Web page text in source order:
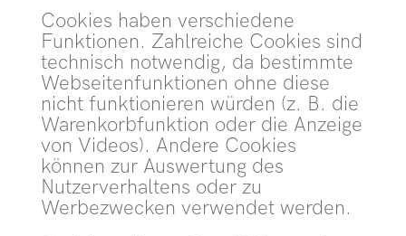
Cookies haben verschiedene
Funktionen. Zahlreiche Cookies sind
technisch notwendig, da bestimmte
Webseitenfunktionen ohne diese
nicht funktionieren würden (z. B. die
Warenkorbfunktion oder die Anzeige
von Videos). Andere Cookies
können zur Auswertung des
Nutzerverhaltens oder zu
Werbezwecken verwendet werden.